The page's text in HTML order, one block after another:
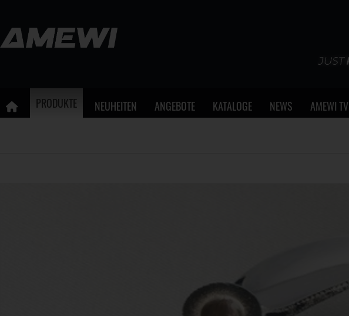
PRODUKTE NEUHEITEN ANGEBOTE KATALOGE NEWS AMEWI TV